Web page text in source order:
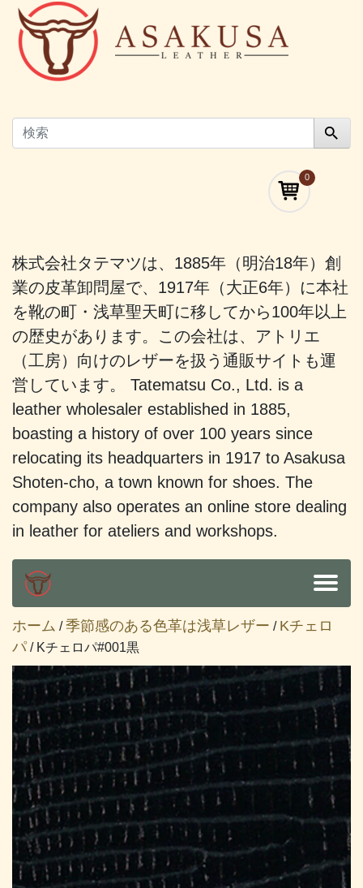
0
株式会社タテマツは、1885年（明治18年）創
業の皮革卸問屋で、1917年（大正6年）に本社
を靴の町・浅草聖天町に移してから100年以上
の歴史があります。この会社は、アトリエ
（工房）向けのレザーを扱う通販サイトも運
営しています。 Tatematsu Co., Ltd. is a
leather wholesaler established in 1885,
boasting a history of over 100 years since
relocating its headquarters in 1917 to Asakusa
Shoten-cho, a town known for shoes. The
company also operates an online store dealing
in leather for ateliers and workshops.
ホーム /季節感のある色革は浅草レザー / Kチェロ
パ/ Kチェロパ#001黒